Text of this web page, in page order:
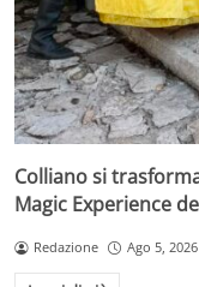
Colliano si
Magic Experience
Redazione Ago 5,